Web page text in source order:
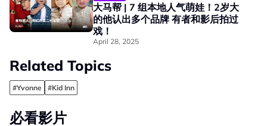
大马帮 | 7 组本地人气萌娃！2岁大
的他认出多个品牌 有者和影后拍过
戏！
April 28, 2025
Related Topics
#Yvonne #Kid Inn
必看影片